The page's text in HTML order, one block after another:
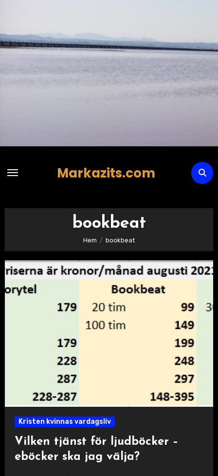
innehåll
Markazits.com
bookbeat
Hem bookbeat
Kristen kvinnas vardagsliv
Vilken tjänst för ljudböcker –
eböcker ska jag välja?